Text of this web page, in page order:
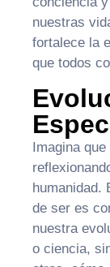
nuestras
fortalece la
que todos
Imagina
humanidad.
de ser es
nuestra
o ciencia,